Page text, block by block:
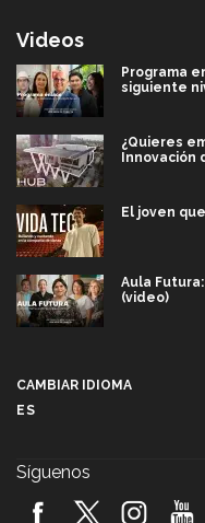
Videos
Programa
siguiente
¿Quieres
Innovación
El joven
Aula
(video)
2026! (video)
CAMBIAR IDIOMA
ES
Síguenos